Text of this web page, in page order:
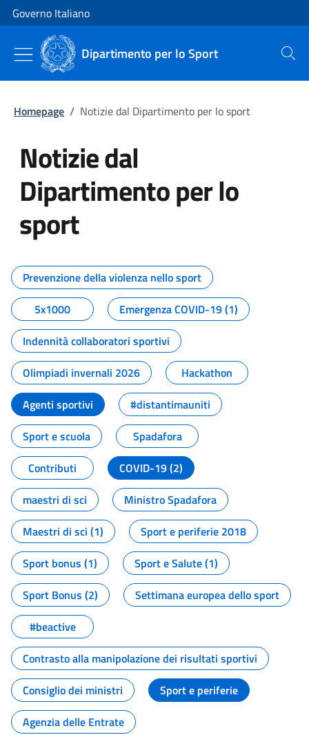
Vai al contenuto
Vai alla navigazione del sito
Governo Italiano
Dipartimento per lo Sport Cerca
Homepage / Notizie dal Dipartimento per lo sport
Notizie dal
Dipartimento per lo
sport
Tutti i contenuti della pagina
Prevenzione della violenza nello sport
5x1000
Emergenza COVID-19 (1)
Indennità collaboratori sportivi
Olimpiadi invernali 2026
Hackathon
Agenti sportivi
#distantimauniti
Sport e scuola
Spadafora
Contributi
COVID-19 (2)
maestri di sci
Ministro Spadafora
Maestri di sci (1)
Sport e periferie 2018
Sport bonus (1)
Sport e Salute (1)
Sport Bonus (2)
Settimana europea dello sport
#beactive
Contrasto alla manipolazione dei risultati sportivi
Consiglio dei ministri
Sport e periferie
Agenzia delle Entrate